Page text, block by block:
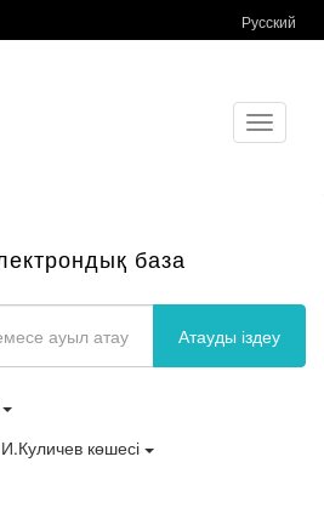
Русский
Toggle
база
Атауды іздеу
көшесі